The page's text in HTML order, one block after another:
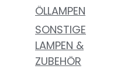
ÖLLAMPEN
SONSTIGE
LAMPEN &
ZUBEHÖR